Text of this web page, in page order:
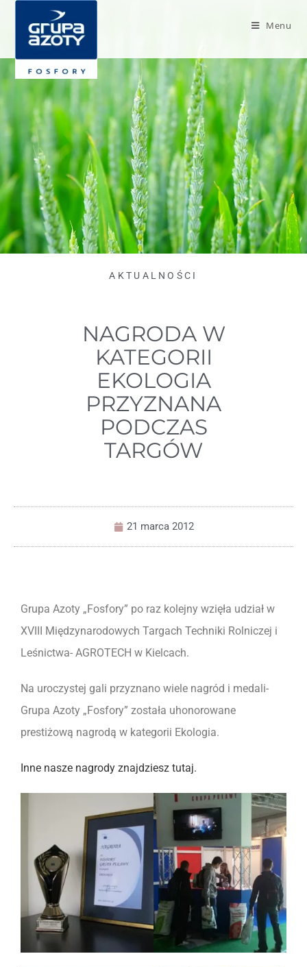
Menu
AKTUALNOŚCI
NAGRODA W
KATEGORII
EKOLOGIA
PRZYZNANA
PODCZAS
TARGÓW
21 marca 2012
Grupa Azoty „Fosfory” po raz kolejny wzięła udział w
XVIII Międzynarodowych Targach Techniki Rolniczej i
Leśnictwa- AGROTECH w Kielcach.
Na uroczystej gali przyznano wiele nagród i medali-
Grupa Azoty „Fosfory” została uhonorowane
prestiżową nagrodą w kategorii Ekologia.
Inne nasze nagrody znajdziesz tutaj.